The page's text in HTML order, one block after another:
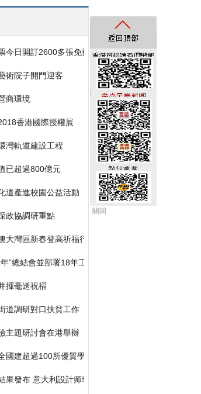
今日開訂2600多張免費送
術院子開門迎客
商環境
香港國際授權展
灣軌道建設工程
已超過800億元
遺產進校園公益活動
政協調研重點
大灣區新春登高祈福行
”總結會並部署18年工作
揮毫送祝福
道調研對口扶貧工作
主題研討會在港舉辦
國建超過100所優質學校
果發布 意大利設計师奪2萬美元獎 下月在深頒獎典
關閉